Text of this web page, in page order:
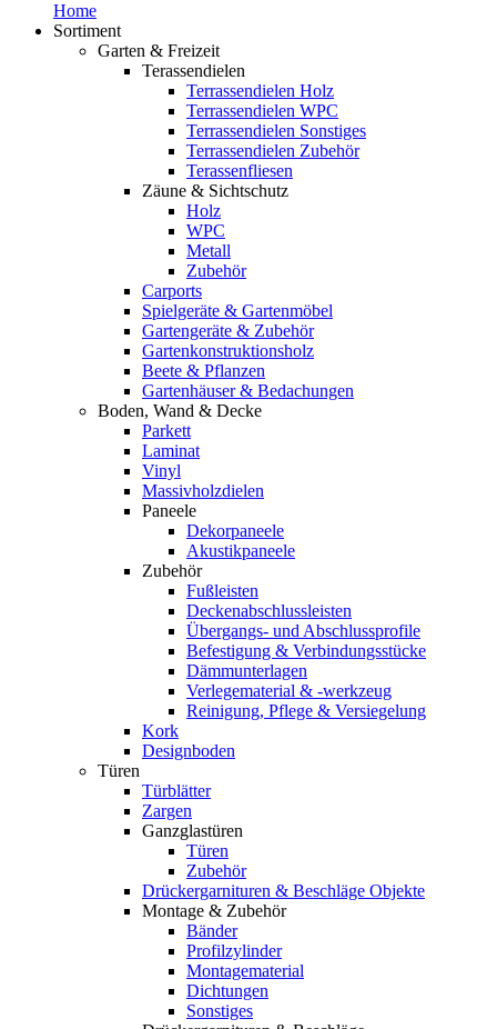
Home
Sortiment
Garten & Freizeit
Terassendielen
Terrassendielen Holz
Terrassendielen WPC
Terrassendielen Sonstiges
Terrassendielen Zubehör
Terassenfliesen
Zäune & Sichtschutz
Holz
WPC
Metall
Zubehör
Carports
Spielgeräte & Gartenmöbel
Gartengeräte & Zubehör
Gartenkonstruktionsholz
Beete & Pflanzen
Gartenhäuser & Bedachungen
Boden, Wand & Decke
Parkett
Laminat
Vinyl
Massivholzdielen
Paneele
Dekorpaneele
Akustikpaneele
Zubehör
Fußleisten
Deckenabschlussleisten
Übergangs- und Abschlussprofile
Befestigung & Verbindungsstücke
Dämmunterlagen
Verlegematerial & -werkzeug
Reinigung, Pflege & Versiegelung
Kork
Designboden
Türen
Türblätter
Zargen
Ganzglastüren
Türen
Zubehör
Drückergarnituren & Beschläge Objekte
Montage & Zubehör
Bänder
Profilzylinder
Montagematerial
Dichtungen
Sonstiges